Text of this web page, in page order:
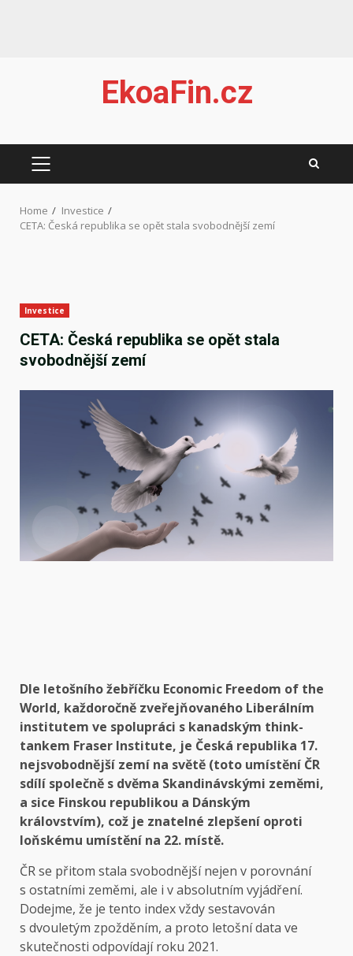
EkoaFin.cz
PRIMARY
Home
Investice
CETA: Česká republika se opět stala svobodnější zemí
Investice
CETA: Česká republika se opět stala
svobodnější zemí
Dle letošního žebříčku Economic Freedom of the
World, každoročně zveřejňovaného Liberálním
institutem ve spolupráci s kanadským think-
tankem Fraser Institute, je Česká republika 17.
nejsvobodnější zemí na světě (toto umístění ČR
sdílí společně s dvěma Skandinávskými zeměmi,
a sice Finskou republikou a Dánským
královstvím), což je znatelné zlepšení oproti
loňskému umístění na 22. místě.
ČR se přitom stala svobodnější nejen v porovnání
s ostatními zeměmi, ale i v absolutním vyjádření.
Dodejme, že je tento index vždy sestavován
s dvouletým zpožděním, a proto letošní data ve
skutečnosti odpovídají roku 2021.